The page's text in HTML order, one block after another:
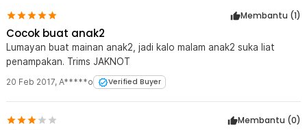
Membantu (1)
Cocok buat anak2
Lumayan buat mainan anak2, jadi kalo malam anak2 suka liat
penampakan. Trims JAKNOT
20 Feb 2017, A*****o Verified Buyer
Membantu (0)